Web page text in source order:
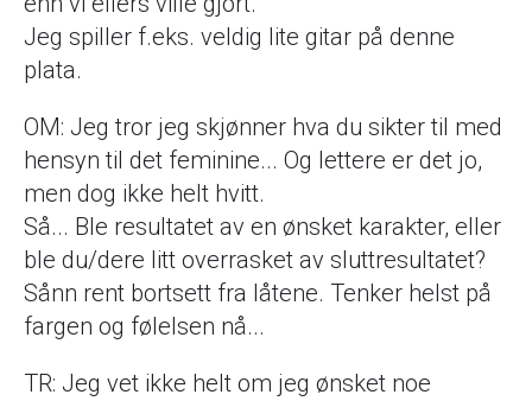
Jeg spiller f.eks. veldig lite gitar på denne
plata.
OM: Jeg tror jeg skjønner hva du sikter til med
hensyn til det feminine... Og lettere er det jo,
men dog ikke helt hvitt.
Så... Ble resultatet av en ønsket karakter, eller
ble du/dere litt overrasket av sluttresultatet?
Sånn rent bortsett fra låtene. Tenker helst på
fargen og følelsen nå...
TR: Jeg vet ikke helt om jeg ønsket noe